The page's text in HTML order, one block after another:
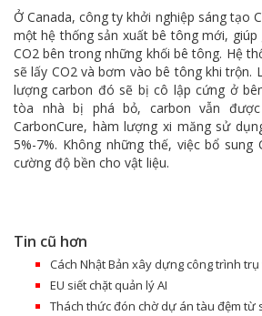
Ở Canada, công ty khởi nghiệp sáng tạo
một hệ thống sản xuất bê tông mới, giúp
CO2 bên trong những khối bê tông. Hệ
sẽ lấy CO2 và bơm vào bê tông khi trộn.
lượng carbon đó sẽ bị cô lập cứng ở
tòa nhà bị phá bỏ, carbon vẫn được
CarbonCure, hàm lượng xi măng sử
5%-7%. Không những thế, việc bổ sung
cường độ bền cho vật liệu.
Tin cũ hơn
Cách Nhật Bản xây dựng công trình
EU siết chặt quản lý AI
Thách thức đón chờ dự án tàu đệm từ